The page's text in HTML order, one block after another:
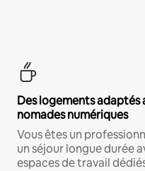
Des logements adaptés
nomades numériques
Vous êtes un
un séjour longue durée
espaces de travail